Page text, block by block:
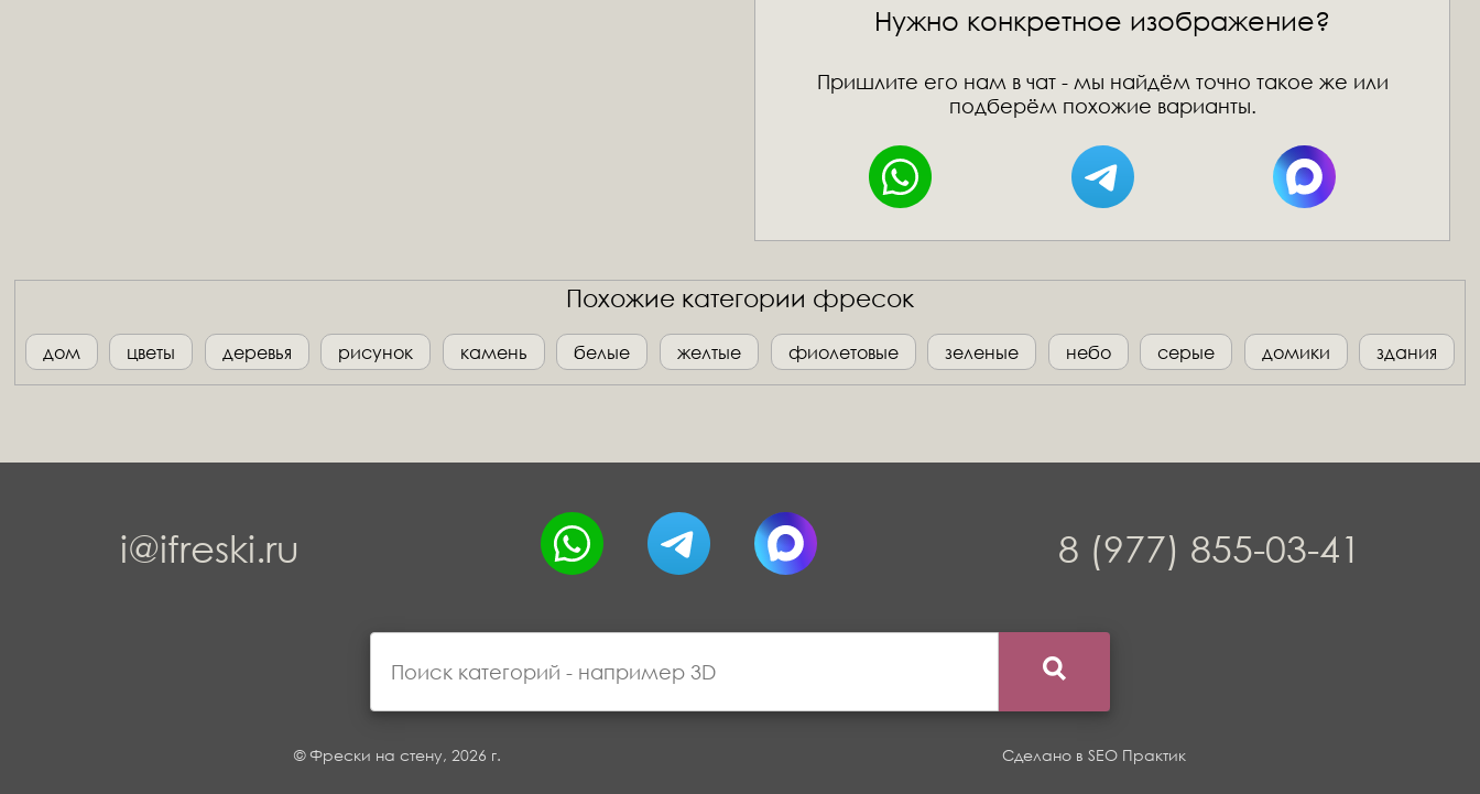
Нужно конкретное изображение?
Пришлите его нам в чат - мы найдём точно такое же или
подберём похожие варианты.
Похожие категории фресок
дом цветы деревья рисунок камень белые желтые фиолетовые зеленые небо серые домики здания
i@ifreski.ru 8 (977) 855-03-41
© Фрески на стену, 2026 г. Сделано в SEO Практик